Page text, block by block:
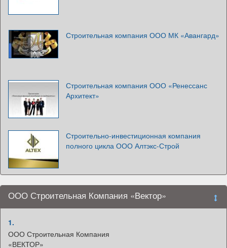
Строительная компания ООО МК «Авангард»
Строительная компания ООО «Ренессанс
Архитект»
Строительно-инвестиционная компания
полного цикла ООО Алтэкс-Строй
ООО Строительная Компания «Вектор»
1.
ООО Строительная Компания
«ВЕКТОР»